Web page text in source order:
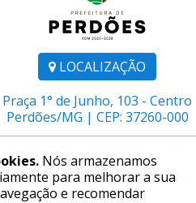
LOCALIZAÇÃO
Praça 1° de Junho, 103 - Centro
Perdões/MG | CEP: 37260-000
Nós armazenamos
para melhorar a sua
e recomendar